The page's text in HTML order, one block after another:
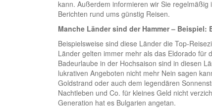
kann. Außerdem informieren wir Sie
Berichten rund ums günstig Reisen.
Manche Länder sind der Hammer – Beispiel:
Beispielsweise sind diese Länder die Top-
Länder gelten immer mehr als das Eldorado für
Badeurlaube in der Hochsaison sind in diesen
lukrativen Angeboten nicht mehr Nein sagen
Goldstrand oder auch dem legendären
Nachtleben und Co. für kleines Geld nicht
Generation hat es Bulgarien angetan.